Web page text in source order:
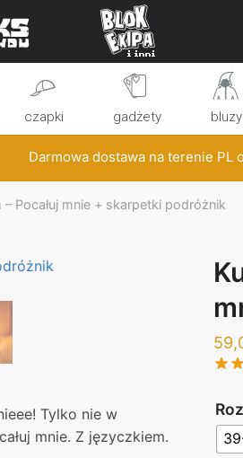
czapki gadżety bluzy
Darmowa dostawa na terenie PL
Pocałuj mnie + skarpetki podróżnik
Tylko nie w
mnie. Z języczkiem.